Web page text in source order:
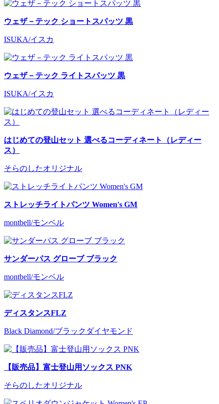
ウェザ－テック ショートスパッツ 黒
ISUKA/イスカ
ウェザ－テック ライトスパッツ 黒
ISUKA/イスカ
はじめての登山セット 選べるコーディネート（レディー
ス）
そらのしたオリジナル
ストレッチライトパンツ Women's GM
montbell/モンベル
サンダーパス グローブ ブラック
montbell/モンベル
ディスタンスFLZ
Black Diamond/ブラックダイヤモンド
【販売品】富士登山用ソックス PNK
そらのしたオリジナル